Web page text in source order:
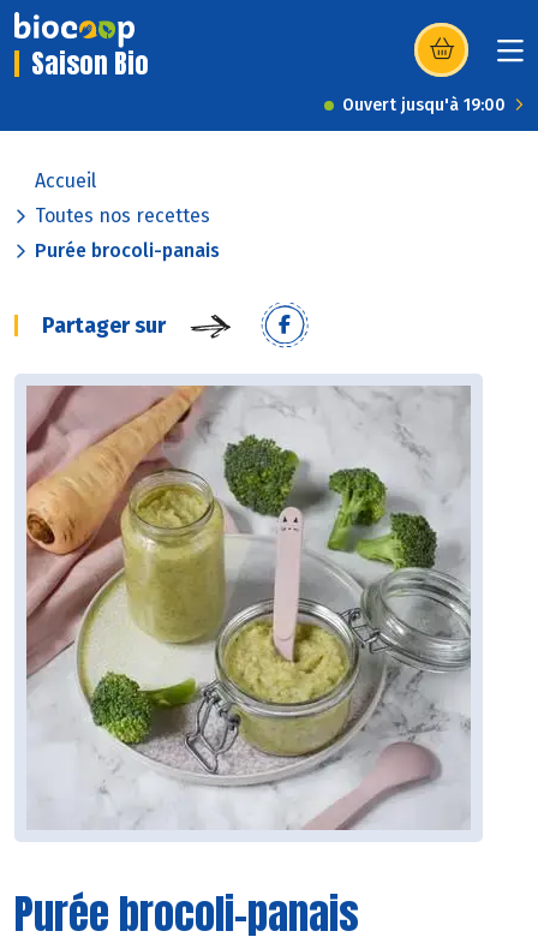
Saison Bio (s’ouvre dans
Ouvert jusqu'à 19:00
Accueil
Toutes nos recettes
Purée brocoli-panais
Partager sur
Purée brocoli-panais